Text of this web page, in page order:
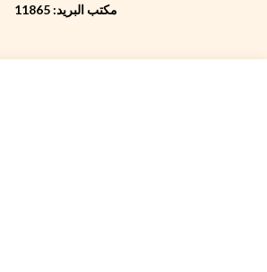
مكتب البريد: 11865